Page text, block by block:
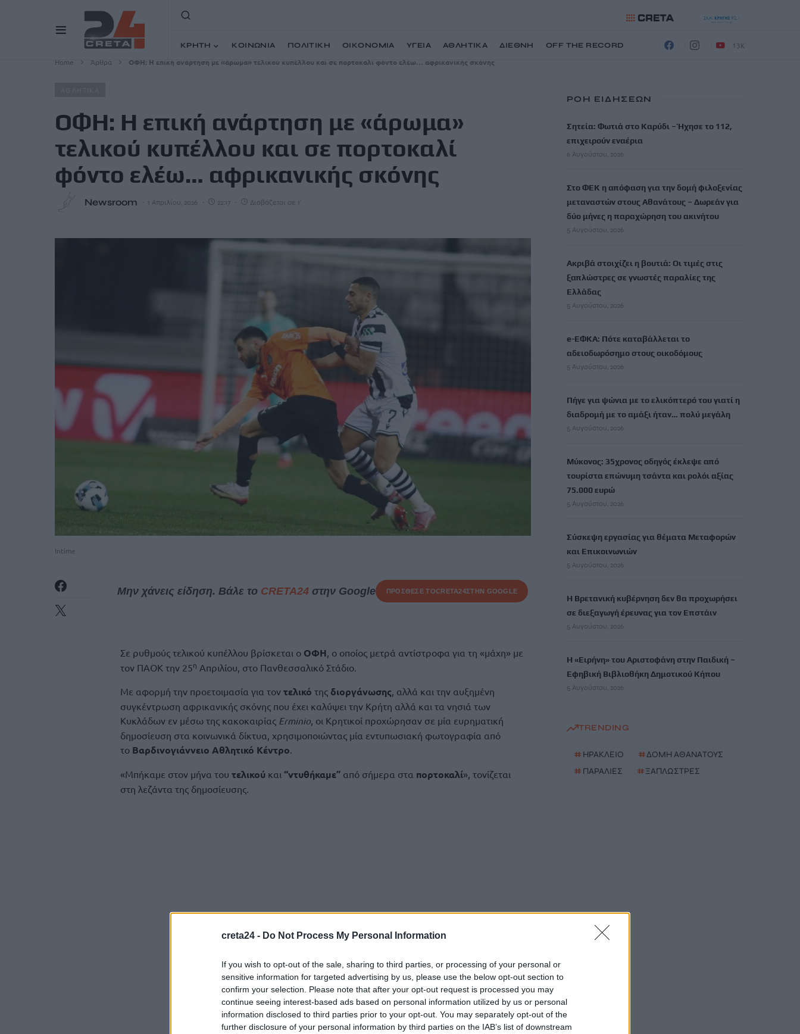
creta24 - Do Not Process My Personal Information
If you wish to opt-out of the sale, sharing to third parties, or processing of your personal or
sensitive information for targeted advertising by us, please use the below opt-out section to
confirm your selection. Please note that after your opt-out request is processed you may
continue seeing interest-based ads based on personal information utilized by us or personal
information disclosed to third parties prior to your opt-out. You may separately opt-out of the
further disclosure of your personal information by third parties on the IAB’s list of downstream
ΚΡΗΤΗ ΚΟΙΝΩΝΙΑ ΠΟΛΙΤΙΚΗ ΟΙΚΟΝΟΜΙΑ ΥΓΕΙΑ ΑΘΛΗΤΙΚΑ ΔΙΕΘΝΗ OFF THE RECORD
13K
Home
Άρθρα ΟΦΗ: Η επική ανάρτηση με «άρωμα» τελικού κυπέλλου και σε πορτοκαλί φόντο ελέω… αφρικανικής σκόνης
ΟΦΗ: Η επική ανάρτηση με «άρωμα»
τελικού κυπέλλου και σε πορτοκαλί
φόντο ελέω… αφρικανικής σκόνης
Newsroom 1 Απριλίου, 2026 22:17 Διαβάζεται σε 1'
Intime
Μην χάνεις είδηση. Βάλε το CRETA24στην Google ΠΡΟΣΘΕΣΕ ΤΟCRETA24ΣΤΗΝ GOOGLE
Σε ρυθμούς τελικού κυπέλλου βρίσκεται ο ΟΦΗ, ο οποίος μετρά αντίστροφα για τη «μάχη» με
τον ΠΑΟΚ την 25η Απριλίου, στο Πανθεσσαλικό Στάδιο.
Με αφορμή την προετοιμασία για τον τελικό της διοργάνωσης, αλλά και την αυξημένη
συγκέντρωση αφρικανικής σκόνης που έχει καλύψει την Κρήτη αλλά και τα νησιά των
Κυκλάδων εν μέσω της κακοκαιρίας Erminio, οι Κρητικοί προχώρησαν σε μία ευρηματική
δημοσίευση στα κοινωνικά δίκτυα, χρησιμοποιώντας μία εντυπωσιακή φωτογραφία από
το Βαρδινογιάννειο Aθλητικό Kέντρο.
«Μπήκαμε στον μήνα του τελικού και “ντυθήκαμε” από σήμερα στα πορτοκαλί», τονίζεται
στη λεζάντα της δημοσίευσης.
ΡΟΗ ΕΙΔΗΣΕΩΝ
Σητεία: Φωτιά στο Καρύδι – Ήχησε το 112,
επιχειρούν εναέρια
6 Αυγούστου, 2026
Στο ΦΕΚ η απόφαση για την δομή φιλοξενίας
μεταναστών στους Αθανάτους – Δωρεάν για
δύο μήνες η παραχώρηση του ακινήτου
5 Αυγούστου, 2026
Ακριβά στοιχίζει η βουτιά: Οι τιμές στις
ξαπλώστρες σε γνωστές παραλίες της
Ελλάδας
5 Αυγούστου, 2026
e-ΕΦΚΑ: Πότε καταβάλλεται το
αδειοδωρόσημο στους οικοδόμους
5 Αυγούστου, 2026
Πήγε για ψώνια με το ελικόπτερό του γιατί η
διαδρομή με το αμάξι ήταν… πολύ μεγάλη
5 Αυγούστου, 2026
Μύκονος: 35χρονος οδηγός έκλεψε από
τουρίστα επώνυμη τσάντα και ρολόι αξίας
75.000 ευρώ
5 Αυγούστου, 2026
Σύσκεψη εργασίας για θέματα Μεταφορών
και Επικοινωνιών
5 Αυγούστου, 2026
Η Βρετανική κυβέρνηση δεν θα προχωρήσει
σε διεξαγωγή έρευνας για τον Επστάιν
5 Αυγούστου, 2026
Η «Ειρήνη» του Αριστοφάνη στην Παιδική –
Εφηβική Βιβλιοθήκη Δημοτικού Κήπου
5 Αυγούστου, 2026
TRENDING
# ΗΡΑΚΛΕΙΟ #ΔΟΜΗ ΑΘΑΝΑΤΟΥΣ
# ΠΑΡΑΛΙΕΣ #ΞΑΠΛΩΣΤΡΕΣ